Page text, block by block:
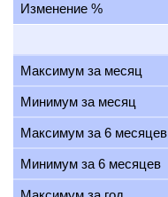
Изменение %
Максимум за месяц
Минимум за месяц
Максимум за 6 месяцев
Минимум за 6 месяцев